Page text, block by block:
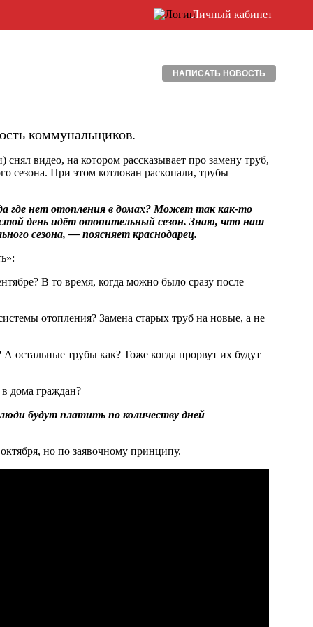
Личный кабинет
НАПИСАТЬ НОВОСТЬ
коммунальщиков.
видео, на котором рассказывает про замену труб,
сезона. При этом котлован раскопали, трубы
где нет отопления в домах? Может так как-то
день идёт отопительный сезон. Знаю, что наш
сезона, — поясняет краснодарец.
В то время, когда можно было сразу после
отопления? Замена старых труб на новые, а не
остальные трубы как? Тоже когда прорвут их будут
дома граждан?
будут платить по количеству дней
но по заявочному принципу.